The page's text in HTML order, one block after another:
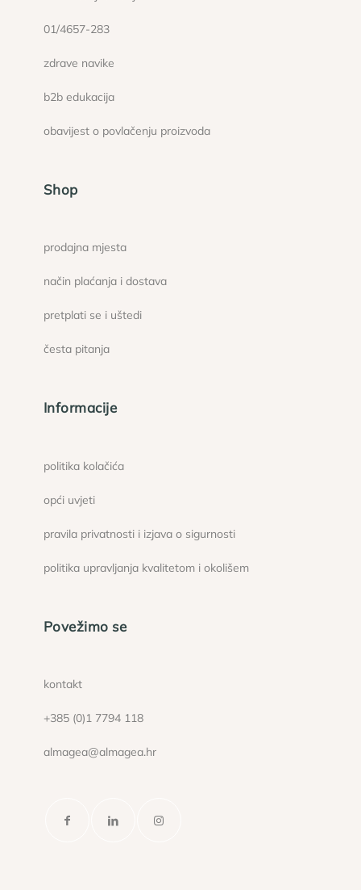
01/4657-283
zdrave navike
b2b edukacija
obavijest o povlačenju proizvoda
Shop
prodajna mjesta
način plaćanja i dostava
pretplati se i uštedi
česta pitanja
Informacije
politika kolačića
opći uvjeti
pravila privatnosti i izjava o sigurnosti
politika upravljanja kvalitetom i okolišem
Povežimo se
kontakt
+385 (0)1 7794 118
almagea@almagea.hr